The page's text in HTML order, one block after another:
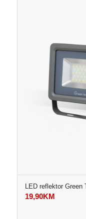
LED reflektor
19,90KM